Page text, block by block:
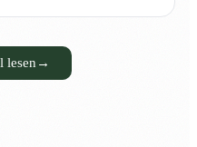
lesen →